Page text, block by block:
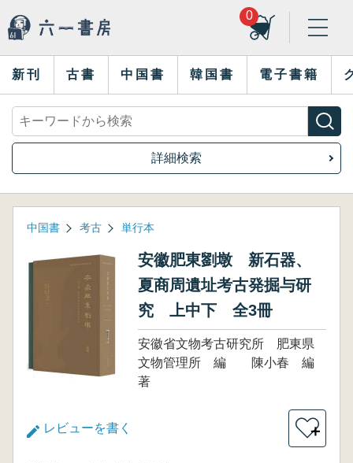
0
新刊 古書 中国書 韓国書 電子書籍
詳細検索
中国書 考古 単行本
安徽肥東劉墩 新石器、
夏商周遺址考古発掘与研
究 上中下 全3冊
安徽省文物考古研究所 肥東県
文物管理所 編 陳小春 編
著
レビューを書く ＋